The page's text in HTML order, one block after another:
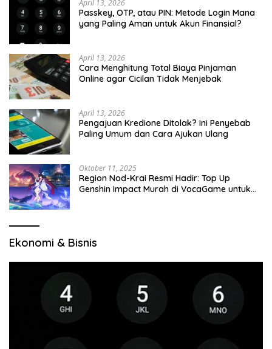
April 13, 2026
Passkey, OTP, atau PIN: Metode Login Mana
yang Paling Aman untuk Akun Finansial?
April 13, 2026
Cara Menghitung Total Biaya Pinjaman
Online agar Cicilan Tidak Menjebak
April 13, 2026
Pengajuan Kredione Ditolak? Ini Penyebab
Paling Umum dan Cara Ajukan Ulang
Oktober 11, 2025
Region Nod-Krai Resmi Hadir: Top Up
Genshin Impact Murah di VocaGame untuk
Ekonomi & Bisnis